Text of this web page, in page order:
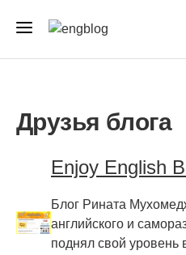
Друзья блога
Enjoy English
Блог Рината
английского и
поднял свой уровень